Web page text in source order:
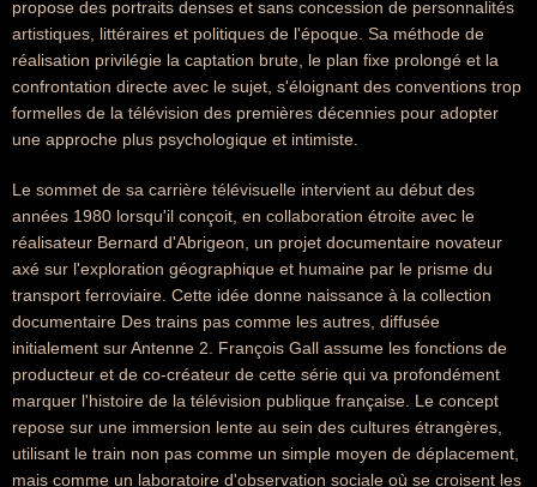
propose des portraits denses et sans concession de personnalités
artistiques, littéraires et politiques de l'époque. Sa méthode de
réalisation privilégie la captation brute, le plan fixe prolongé et la
confrontation directe avec le sujet, s'éloignant des conventions trop
formelles de la télévision des premières décennies pour adopter
une approche plus psychologique et intimiste.
Le sommet de sa carrière télévisuelle intervient au début des
années 1980 lorsqu'il conçoit, en collaboration étroite avec le
réalisateur Bernard d'Abrigeon, un projet documentaire novateur
axé sur l'exploration géographique et humaine par le prisme du
transport ferroviaire. Cette idée donne naissance à la collection
documentaire Des trains pas comme les autres, diffusée
initialement sur Antenne 2. François Gall assume les fonctions de
producteur et de co-créateur de cette série qui va profondément
marquer l'histoire de la télévision publique française. Le concept
repose sur une immersion lente au sein des cultures étrangères,
utilisant le train non pas comme un simple moyen de déplacement,
mais comme un laboratoire d'observation sociale où se croisent les